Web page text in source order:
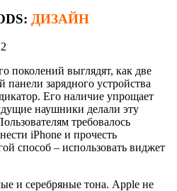
ДИЗАЙН
поколений выглядят, как две
зарядного устройства
Его наличие упрощает
наушники делали эту
требовалось
iPhone и прочесть
способ – использовать виджет
и серебряные тона. Apple не